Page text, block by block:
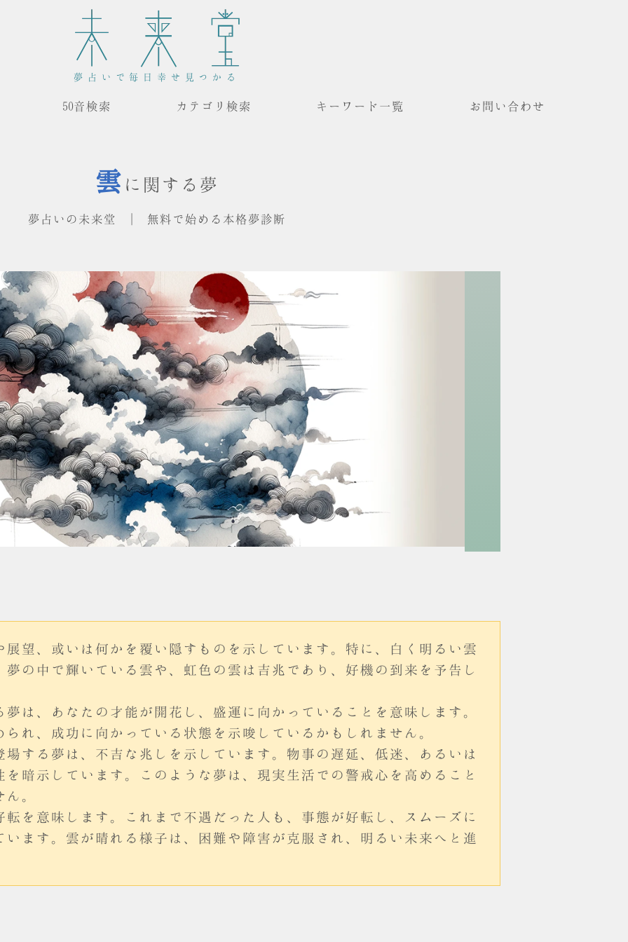
夢占いで毎日幸せ見つかる
50音検索 カテゴリ検索 キーワード一覧 お問い合わせ
雲 に関する夢
夢占いの未来堂 | 無料で始める本格夢診断
展望、或いは何かを覆い隠すものを示しています。特に、白く明るい雲
の中で輝いている雲や、虹色の雲は吉兆であり、好機の到来を予告し
は、あなたの才能が開花し、盛運に向かっていることを意味します。
れ、成功に向かっている状態を示唆しているかもしれません。
する夢は、不吉な兆しを示しています。物事の遅延、低迷、あるいは
暗示しています。このような夢は、現実生活での警戒心を高めること
。
を意味します。これまで不遇だった人も、事態が好転し、スムーズに
ます。雲が晴れる様子は、困難や障害が克服され、明るい未来へと進